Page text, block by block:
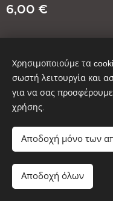
6,00 €
Copyright ©
Χρησιμοποιούμε τα
σωστή λειτουργία και
για να σας
χρήσης.
Αποδοχή μόνο των
Αποδοχή όλων